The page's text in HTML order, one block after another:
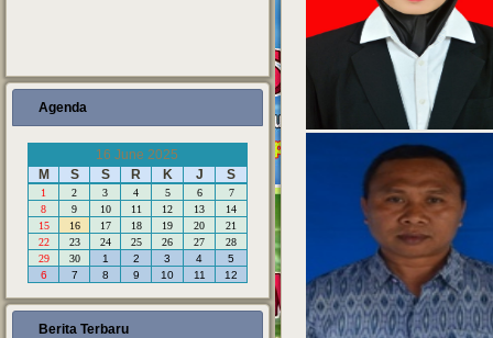
Agenda
16 June 2025
M
S S R K J S
1 2 3 4 5 6
7
8
9 10 11 12 13
14
15
16 17 18 19 20
21
22
23 24 25 26 27
28
29
30 1 2 3 4
5
6
7 8 9 10 11 12
Berita Terbaru